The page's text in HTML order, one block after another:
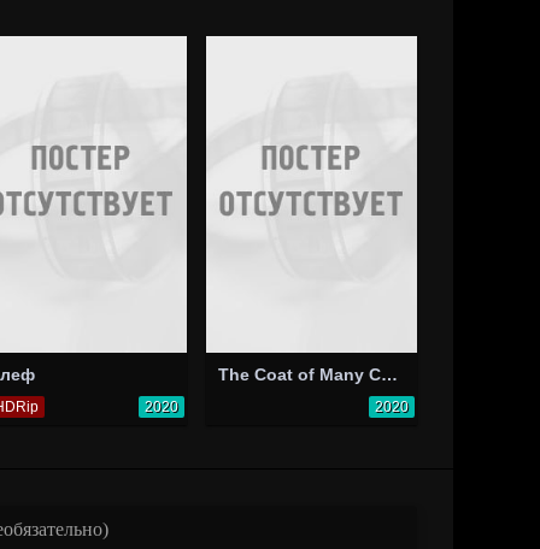
2020
The Coat of Many Colours
2020